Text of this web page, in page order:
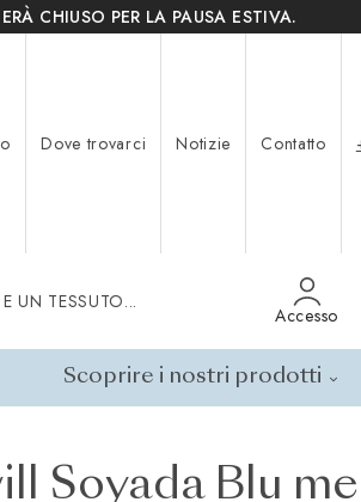
CHIUSO PER LA PAUSA ESTIVA.
Dove trovarci Notizie Contatto
UN TESSUTO...
Accesso
Scoprire i nostri prodotti
Soyada Blu